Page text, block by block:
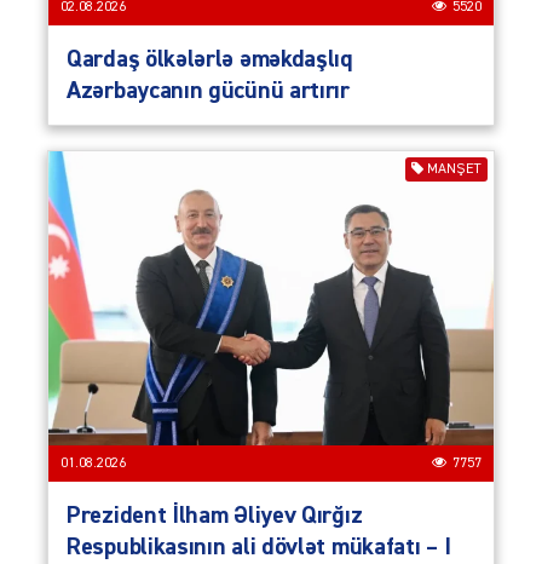
02.08.2026 5520
Qardaş ölkələrlə əməkdaşlıq
Azərbaycanın gücünü artırır
MANŞET
01.08.2026 7757
Prezident İlham Əliyev Qırğız
Respublikasının ali dövlət mükafatı – I